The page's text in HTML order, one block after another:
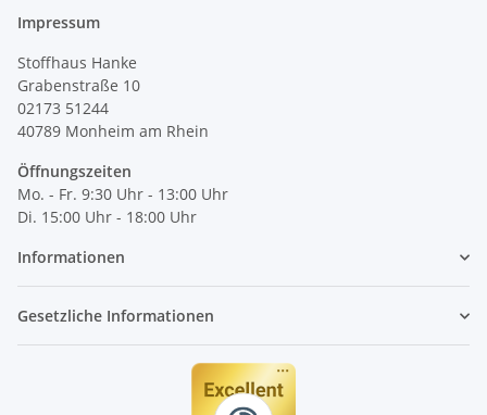
Impressum
Stoffhaus Hanke
Grabenstraße 10
02173 51244
40789 Monheim am Rhein
Öffnungszeiten
Mo. - Fr. 9:30 Uhr - 13:00 Uhr
Di. 15:00 Uhr - 18:00 Uhr
Informationen
Gesetzliche Informationen